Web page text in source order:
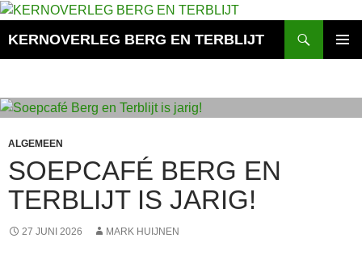
Ga
deKERNOVERLEG BERG EN TERBLIJT
ALGEMEEN
SOEPCAFÉ BERG EN
TERBLIJT IS JARIG!
27 JUNI 2026 MARK HUIJNEN